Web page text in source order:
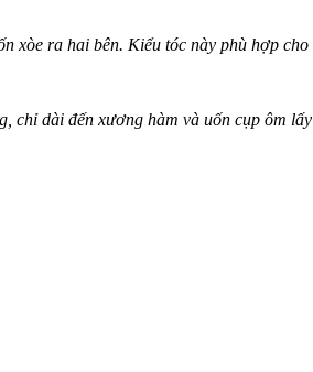
xòe ra hai bên. Kiểu tóc này phù hợp
chỉ dài đến xương hàm và uốn cụp ôm